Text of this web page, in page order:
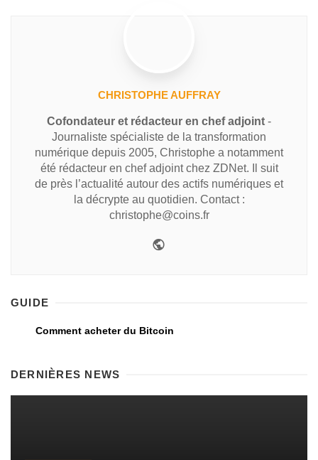
CHRISTOPHE AUFFRAY
Cofondateur et rédacteur en chef adjoint -
Journaliste spécialiste de la transformation
numérique depuis 2005, Christophe a notamment
été rédacteur en chef adjoint chez ZDNet. Il suit
de près l’actualité autour des actifs numériques et
la décrypte au quotidien. Contact :
christophe@coins.fr
GUIDE
Comment acheter du Bitcoin
DERNIÈRES NEWS